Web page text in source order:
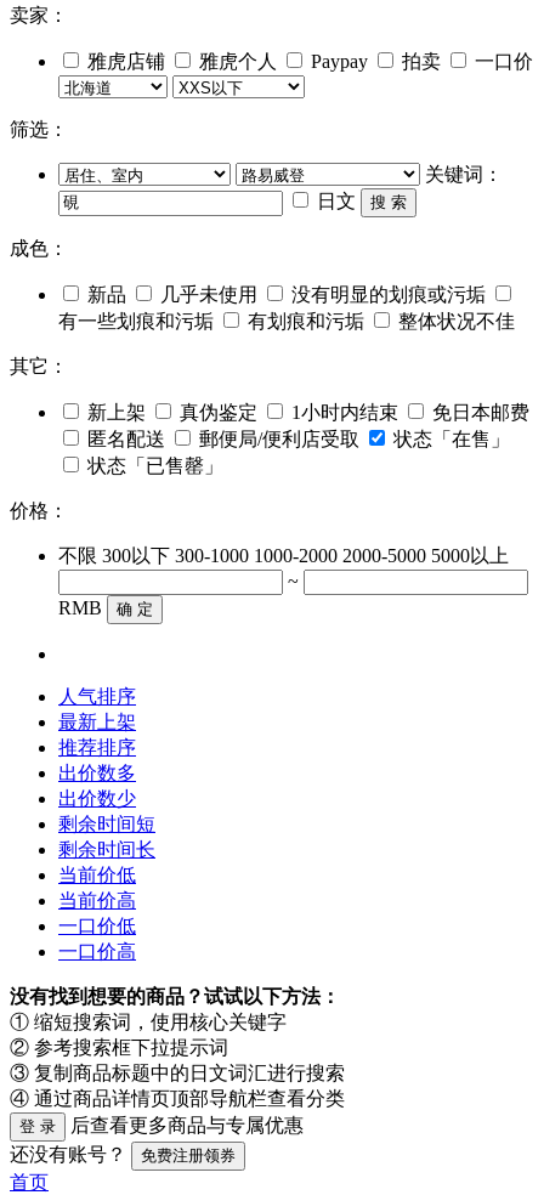
卖家：
雅虎店铺 雅虎个人 Paypay 拍卖 一口价
筛选：
关键词：
日文
搜 索
成色：
新品 几乎未使用
没有明显的划痕或污垢
有一些划痕和污垢
有划痕和污垢 整体状况不佳
其它：
新上架 真伪鉴定 1小时内结束
免日本邮费
匿名配送
郵便局/便利店受取
状态「在售」
状态「已售罄」
价格：
不限 300以下 300-1000 1000-2000 2000-5000 5000以上
~
RMB
确 定
人气排序
最新上架
推荐排序
出价数多
出价数少
剩余时间短
剩余时间长
当前价低
当前价高
一口价低
一口价高
没有找到想要的商品？试试以下方法：
① 缩短搜索词，使用核心关键字
② 参考搜索框下拉提示词
③ 复制商品标题中的 日文词汇进行搜索
④ 通过商品详情页顶部导航栏查看分类
登 录
后查看更多商品与专属优惠
还没有账号？
免费注册领券
首页